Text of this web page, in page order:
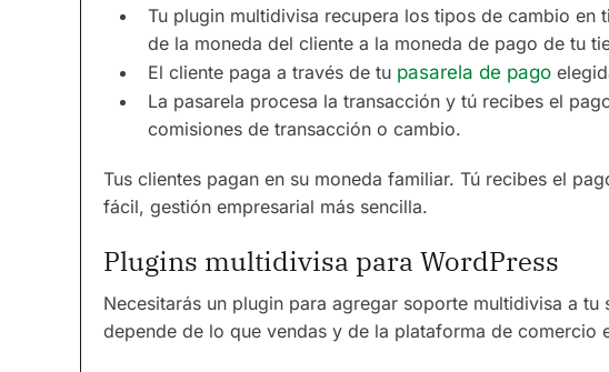
Tu plugin multidivisa recupera los tipos de cambio en
de la moneda del cliente a la moneda de pago de tu
El cliente paga a través de tu pasarela de pago
La pasarela procesa la transacción y tú recibes el
comisiones de transacción o cambio.
Tus clientes pagan en su moneda familiar. Tú recibes el
fácil, gestión empresarial más sencilla.
Plugins multidivisa para WordPress
Necesitarás un plugin para agregar soporte multidivisa a tu
depende de lo que vendas y de la plataforma de comercio